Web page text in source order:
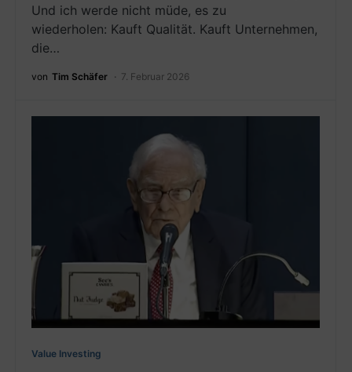
Und ich werde nicht müde, es zu
wiederholen: Kauft Qualität. Kauft Unternehmen,
die…
von Tim Schäfer 7. Februar 2026
Value Investing